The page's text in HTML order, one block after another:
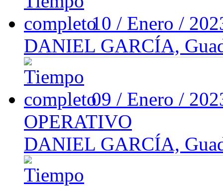
10 / Enero /
DANIEL GARCÍA,
09 / Enero /
OPERATIVO
DANIEL GARCÍA,